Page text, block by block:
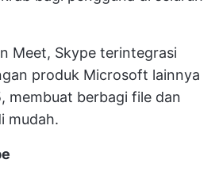
Meet, Skype terintegrasi
produk Microsoft lainnya
membuat berbagi file dan
mudah.